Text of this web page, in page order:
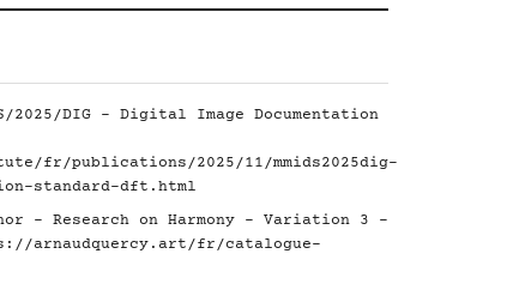
2025/DIG - Digital Image Documentation
fr/publications/2025/11/mmids2025dig-
standard-dft.html
- Research on Harmony - Variation 3 -
arnaudquercy.art/fr/catalogue-